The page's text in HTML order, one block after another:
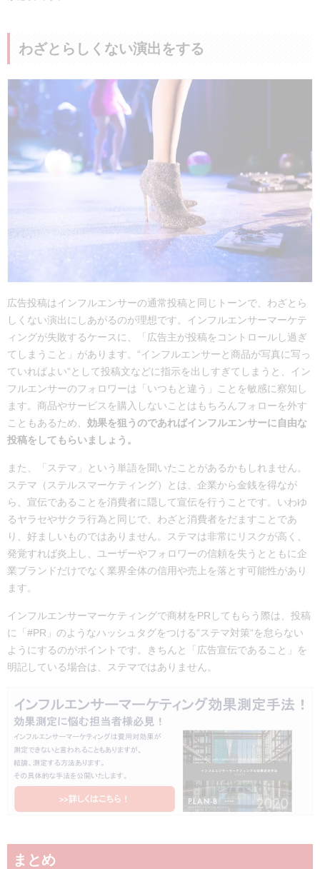
わざとらしくない演出をする
広告投稿はインフルエンサーの通常投稿と同じトーンで、わざとら
しくない演出にしあがるのが理想です。インフルエンサーマーケテ
ィングが失敗するケースに、「広告主が投稿をコントロールし過ぎ
てしまうこと」があります。“インフルエンサーと商品が写真に写っ
ていればよい“として投稿文などに指示を出しすぎてしまうと、イン
フルエンサーのフォロワーは「いつもと違う」ことを敏感に察知し
ます。商品やサービスを購入しないことはもちろんフォローを外す
こともあるため、 効果を狙うのであればインフルエンサーに自由な
投稿をしてもらいましょう。
また、「ステマ」という単語を聞いたことがあるかもしれません。
ステマ（ステルスマーケティング）とは、企業から金銭を得なが
ら、宣伝であることを消費者に隠して宣伝を行うことです。いわゆ
るヤラセやサクラ行為と同じで、わざと消費者をだますことであ
り、好ましいものではありません。ステマは非常にリスクが高く、
発覚すれば炎上し、ユーザーやフォロワーの信頼を失うとともに企
業ブランドだけでなく業界全体の信用や売上を落とす可能性があり
ます。
インフルエンサーマーケティングで商材をPRしてもらう際は、投稿
に「#PR」のようなハッシュタグをつける“ステマ対策“を怠らない
ようにするのがポイントです。きちんと「広告宣伝であること」を
明記している場合は、ステマではありません。
まとめ